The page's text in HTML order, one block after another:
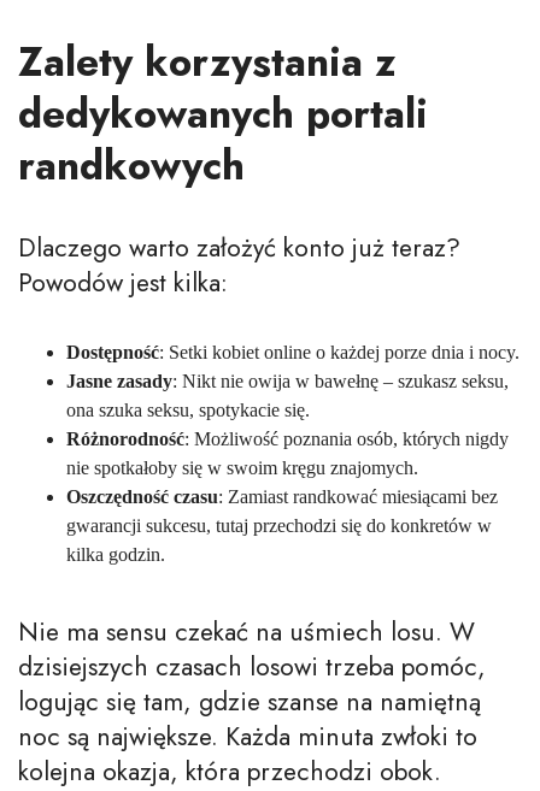
Zalety korzystania z
dedykowanych portali
randkowych
Dlaczego warto założyć konto już teraz?
Powodów jest kilka:
Dostępność: Setki kobiet online o każdej porze dnia i nocy.
Jasne zasady: Nikt nie owija w bawełnę – szukasz seksu,
ona szuka seksu, spotykacie się.
Różnorodność: Możliwość poznania osób, których nigdy
nie spotkałoby się w swoim kręgu znajomych.
Oszczędność czasu: Zamiast randkować miesiącami bez
gwarancji sukcesu, tutaj przechodzi się do konkretów w
kilka godzin.
Nie ma sensu czekać na uśmiech losu. W
dzisiejszych czasach losowi trzeba pomóc,
logując się tam, gdzie szanse na namiętną
noc są największe. Każda minuta zwłoki to
kolejna okazja, która przechodzi obok.